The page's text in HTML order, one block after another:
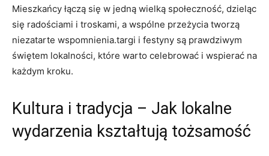
Mieszkańcy łączą się w jedną wielką społeczność, dzieląc
się radościami i troskami, a wspólne przeżycia tworzą
niezatarte wspomnienia.targi i festyny są prawdziwym
świętem lokalności, które warto celebrować i wspierać na
każdym kroku.
Kultura i tradycja – Jak lokalne
wydarzenia kształtują tożsamość